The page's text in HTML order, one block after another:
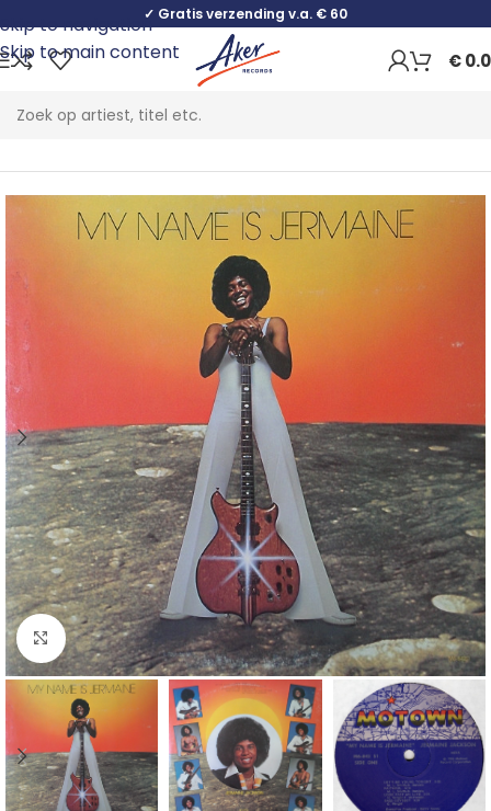
Skip to navigation
Skip to main content
✓ Gratis verzending v.a. € 60
€
Home Funk / Soul
Click to enlarge